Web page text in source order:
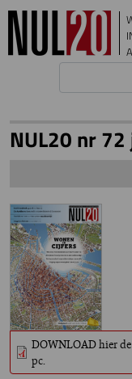
Overslaan en naar de
NUL20 nr
DOWNLOAD hier
pc.